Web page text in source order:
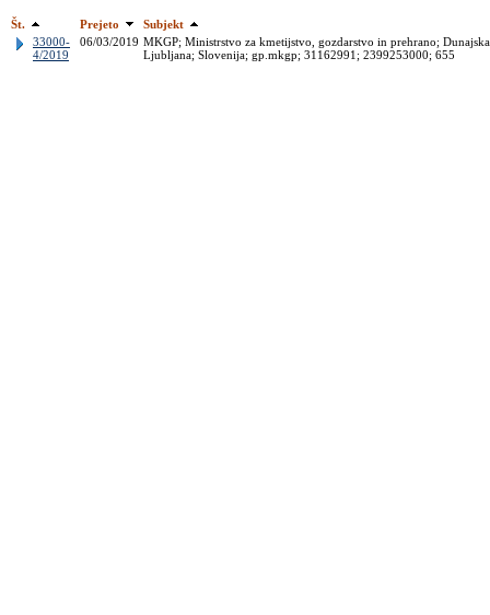
Št. Prejeto
Subjekt
33000-
4/2019
06/03/2019 MKGP; Ministrstvo za kmetijstvo, gozdarstvo in prehrano;
Ljubljana; Slovenija; gp.mkgp; 31162991; 2399253000; 655